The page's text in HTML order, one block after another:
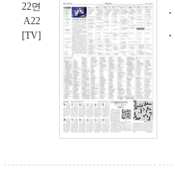
22면
A22
[TV]